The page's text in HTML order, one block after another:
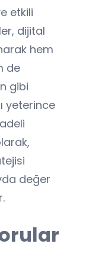
etkili
dijital
hem
de
gibi
yeterince
değer